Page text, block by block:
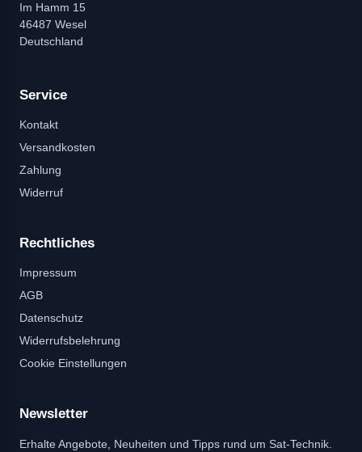
Im Hamm 15
46487 Wesel
Deutschland
Service
Kontakt
Versandkosten
Zahlung
Widerruf
Rechtliches
Impressum
AGB
Datenschutz
Widerrufsbelehrung
Cookie Einstellungen
Newsletter
Erhalte Angebote, Neuheiten und Tipps rund um Sat-Technik.